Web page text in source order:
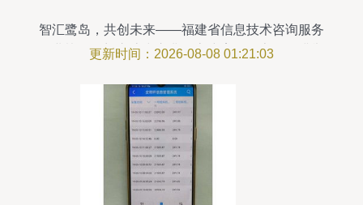
智汇鹭岛，共创未来——福建省信息技术咨询服务
行业协会厦门交流中心典型客户案例分享会圆满举
更新时间：2026-08-08 01:21:03